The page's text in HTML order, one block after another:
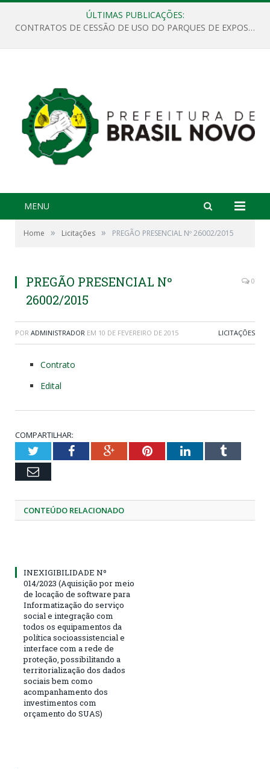
ÚLTIMAS PUBLICAÇÕES:
CONTRATOS DE CESSÃO DE USO DO PARQUES DE EXPOSIÇÕES “ORESTES BELIQUE”
MENU
Home » Licitações » PREGÃO PRESENCIAL Nº 26002/2015
PREGÃO PRESENCIAL Nº
26002/2015
0
POR ADMINISTRADOR EM 10 DE FEVEREIRO DE 2015 LICITAÇÕES
Contrato
Edital
COMPARTILHAR:
TwitterFacebookGoogle+PinterestLinkedInTumblr
Email
CONTEÚDO RELACIONADO
INEXIGIBILIDADE Nº
014/2023 (Aquisição por meio
de locação de software para
Informatização do serviço
social e integração com
todos os equipamentos da
política socioassistencial e
interface com a rede de
proteção, possibilitando a
territorialização dos dados
sociais bem como
acompanhamento dos
investimentos com
orçamento do SUAS)